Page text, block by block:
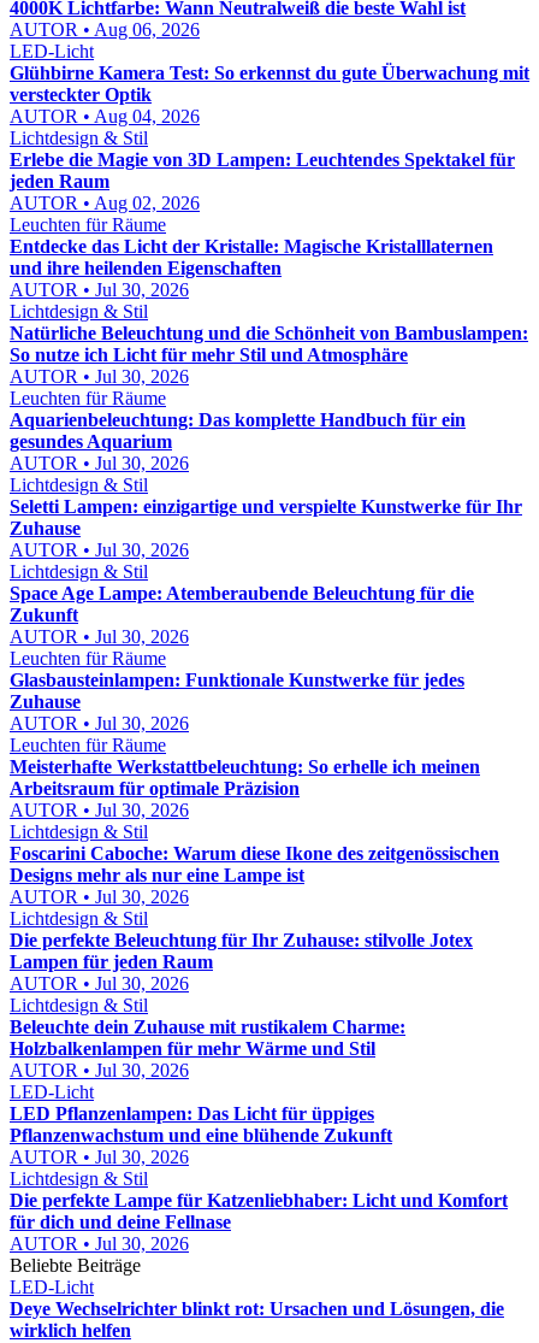
4000K Lichtfarbe: Wann Neutralweiß die beste Wahl ist
AUTOR • Aug 06, 2026
LED-Licht
Glühbirne Kamera Test: So erkennst du gute Überwachung mit
versteckter Optik
AUTOR • Aug 04, 2026
Lichtdesign & Stil
Erlebe die Magie von 3D Lampen: Leuchtendes Spektakel für
jeden Raum
AUTOR • Aug 02, 2026
Leuchten für Räume
Entdecke das Licht der Kristalle: Magische Kristalllaternen
und ihre heilenden Eigenschaften
AUTOR • Jul 30, 2026
Lichtdesign & Stil
Natürliche Beleuchtung und die Schönheit von Bambuslampen:
So nutze ich Licht für mehr Stil und Atmosphäre
AUTOR • Jul 30, 2026
Leuchten für Räume
Aquarienbeleuchtung: Das komplette Handbuch für ein
gesundes Aquarium
AUTOR • Jul 30, 2026
Lichtdesign & Stil
Seletti Lampen: einzigartige und verspielte Kunstwerke für Ihr
Zuhause
AUTOR • Jul 30, 2026
Lichtdesign & Stil
Space Age Lampe: Atemberaubende Beleuchtung für die
Zukunft
AUTOR • Jul 30, 2026
Leuchten für Räume
Glasbausteinlampen: Funktionale Kunstwerke für jedes
Zuhause
AUTOR • Jul 30, 2026
Leuchten für Räume
Meisterhafte Werkstattbeleuchtung: So erhelle ich meinen
Arbeitsraum für optimale Präzision
AUTOR • Jul 30, 2026
Lichtdesign & Stil
Foscarini Caboche: Warum diese Ikone des zeitgenössischen
Designs mehr als nur eine Lampe ist
AUTOR • Jul 30, 2026
Lichtdesign & Stil
Die perfekte Beleuchtung für Ihr Zuhause: stilvolle Jotex
Lampen für jeden Raum
AUTOR • Jul 30, 2026
Lichtdesign & Stil
Beleuchte dein Zuhause mit rustikalem Charme:
Holzbalkenlampen für mehr Wärme und Stil
AUTOR • Jul 30, 2026
LED-Licht
LED Pflanzenlampen: Das Licht für üppiges
Pflanzenwachstum und eine blühende Zukunft
AUTOR • Jul 30, 2026
Lichtdesign & Stil
Die perfekte Lampe für Katzenliebhaber: Licht und Komfort
für dich und deine Fellnase
AUTOR • Jul 30, 2026
Beliebte Beiträge
LED-Licht
Deye Wechselrichter blinkt rot: Ursachen und Lösungen, die
wirklich helfen